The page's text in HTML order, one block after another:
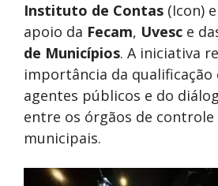
Instituto de Contas (Icon)
apoio da Fecam, Uvesc e
de Municípios. A iniciativa
importância da qualificação
agentes públicos e do
entre os órgãos de controle
municipais.